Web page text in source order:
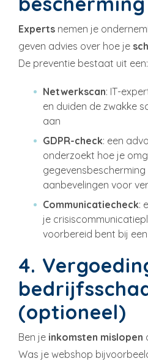
Experts nemen je
geven advies over hoe je
De preventie bestaat uit een:
Netwerkscan: IT-
en duiden de zwakke
aan
GDPR-check: een
onderzoekt hoe je
aanbevelingen voor
Communicatiecheck:
je
voorbereid bent bij
4.
(optioneel)
Ben je inkomsten mislopen
Was je webshop